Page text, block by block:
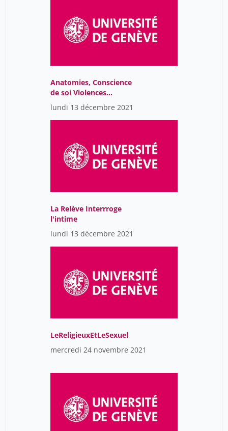
Anatomies, Conscience
de soi Violences
Génitales(Table ronde)
lundi 13 décembre 2021
La Relève Interrroge
l'intime
lundi 13 décembre 2021
LeReligieuxEtLeSexuel
mercredi 24 novembre 2021